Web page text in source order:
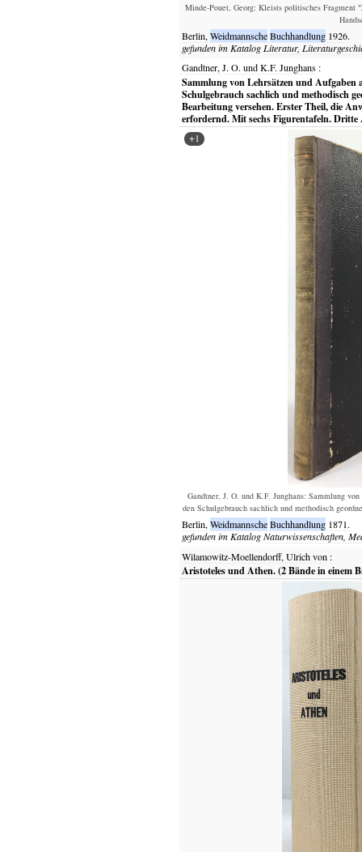
Minde-Pouet, Georg: Kleists politisches
Berlin, Weidmannsche Buchhandlung 1926.
gefunden im Katalog Literatur,
Gandtner, J. O. und K.F. Junghans:
Sammlung von Lehrsätzen und Aufgaben
Schulgebrauch sachlich und methodisch
Bearbeitung versehen. Erster Theil, die
erfordernd. Mit sechs Figurentafeln. Dritte
+1
Gandtner, J. O. und K.F. Junghans: Sammlung
den Schulgebrauch sachlich und methodisch
Berlin, Weidmannsche Buchhandlung 1871.
gefunden im KatalogNaturwissenschaften,
Wilamowitz-Moellendorff, Ulrich von:
Aristoteles und Athen. (2 Bände in einem